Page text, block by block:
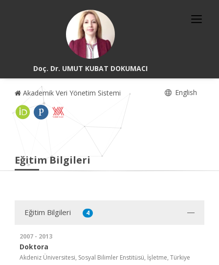
Doç. Dr. UMUT KUBAT DOKUMACI
Akademik Veri Yönetim Sistemi English
Eğitim Bilgileri
Eğitim Bilgileri 4
2007 - 2013
Doktora
Akdeniz Üniversitesi, Sosyal Bilimler Enstitüsü, İşletme, Türkiye